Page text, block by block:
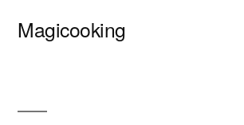
Magicooking